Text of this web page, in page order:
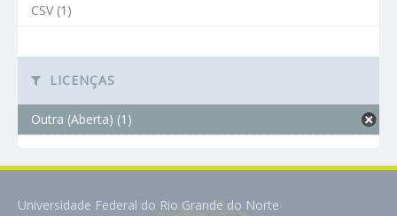
CSV (1)
LICENÇAS
Outra (Aberta) (1)
Universidade Federal do Rio Grande do Norte